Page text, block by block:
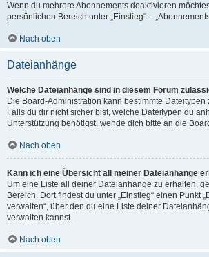
Wenn du mehrere Abonnements deaktivieren
persönlichen Bereich unter „Einstieg“ –
Nach oben
Dateianhänge
Welche Dateianhänge sind in diesem Forum
Die Board-Administration kann bestimmte
Falls du dir nicht sicher bist, welche Dateitypen du
Unterstützung benötigst, wende dich bitte an die
Nach oben
Kann ich eine Übersicht all meiner Dateianhänge
Um eine Liste all deiner Dateianhänge zu erhalten,
Bereich. Dort findest du unter „Einstieg“ einen Punkt
verwalten“, über den du eine Liste deiner
verwalten kannst.
Nach oben